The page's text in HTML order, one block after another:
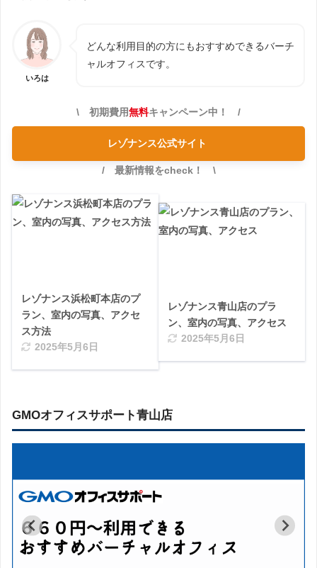
いろは
どんな利用目的の方にもおすすめできるバーチ
ャルオフィスです。
\ 初期費用無料キャンペーン中！ /
レゾナンス公式サイト
/ 最新情報をcheck！ \
レゾナンス浜松町本店のプ
ラン、室内の写真、アクセ
ス方法
2025年5月6日
レゾナンス青山店のプラ
ン、室内の写真、アクセス
2025年5月6日
GMOオフィスサポート青山店